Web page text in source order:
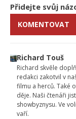
Přidejte svůj
KOMENTOVAT
Richard Touš
Richard skvěle
redakci zakotvil v
filmu a herců. Také
děje. Naši čtenáři
showbyznysu. Ve
vaří.